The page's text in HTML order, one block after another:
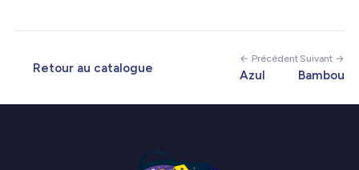
Retour au catalogue
← Précédent
Azul
Suivant →
Bambou